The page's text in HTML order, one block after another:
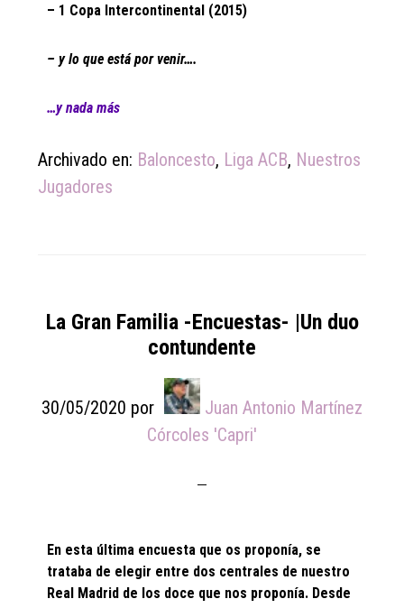
– 1 Copa Intercontinental (2015)
– y lo que está por venir….
…y nada más
Archivado en: Baloncesto, Liga ACB, Nuestros
Jugadores
La Gran Familia -Encuestas- |Un duo
contundente
30/05/2020 por
Juan Antonio Martínez
Córcoles 'Capri'
En esta última encuesta que os proponía, se
trataba de elegir entre dos centrales de nuestro
Real Madrid de los doce que nos proponía. Desde